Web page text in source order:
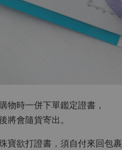
物時一併下單鑑定證書，
將會隨貨寄出。
寶欲打證書，須自付來回包